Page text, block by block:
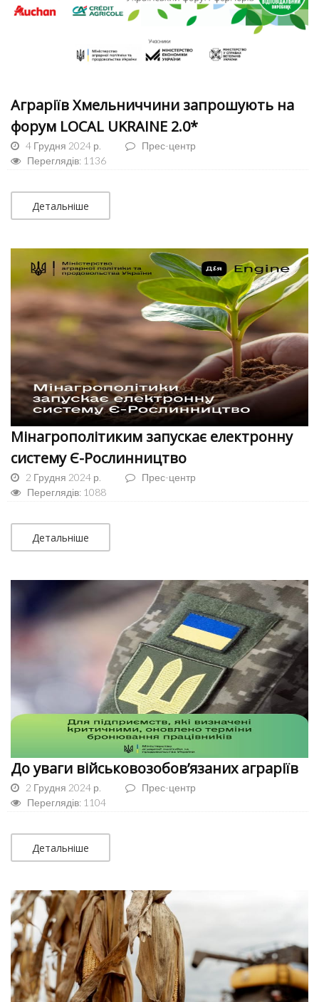
Аграріїв Хмельниччини запрошують на
форум LOCAL UKRAINE 2.0*
4 Грудня 2024 р.
Прес-центр
Переглядів: 1136
Детальніше
Мінагрополітиким запускає електронну
систему Є-Рослинництво
2 Грудня 2024 р.
Прес-центр
Переглядів: 1088
Детальніше
До уваги військовозобов’язаних аграріїв
2 Грудня 2024 р.
Прес-центр
Переглядів: 1104
Детальніше